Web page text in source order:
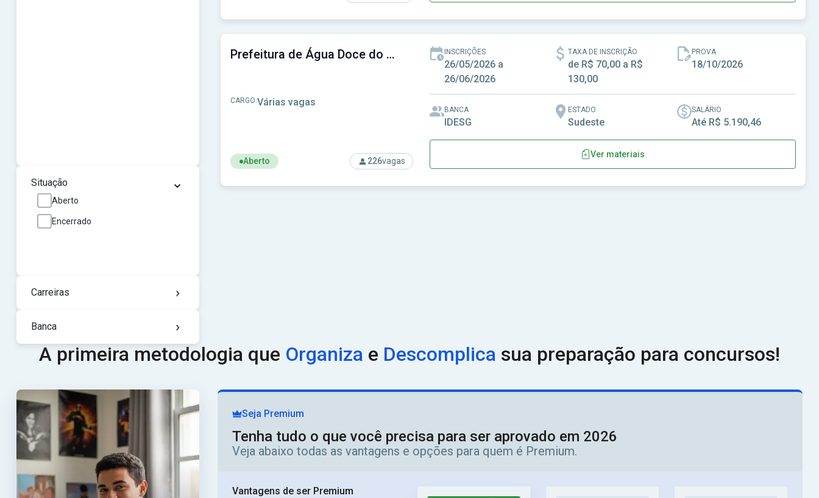
Situação ⌄
Aberto
Encerrado
Carreiras ›
Banca ›
Aberto 226vagas
Prefeitura de Água Doce do Norte-ES - Prefeitura Municipal de Água Doce do Norte-ES
CARGO:Várias vagas
INSCRIÇÕES
26/05/2026 a
26/06/2026
TAXA DE INSCRIÇÃO
de R$ 70,00 a R$
130,00
PROVA
18/10/2026
BANCA
IDESG
ESTADO
Sudeste
SALÁRIO
Até R$ 5.190,46
Ver materiais
A primeira metodologia que Organiza e Descomplica sua preparação para concursos!
Seja Premium
Tenha tudo o que você precisa para ser aprovado em 2026
Veja abaixo todas as vantagens e opções para quem é Premium.
Vantagens de ser Premium